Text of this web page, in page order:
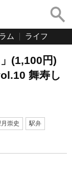
ム ライフ
(1,100円)
舞寿し
崇史 駅弁